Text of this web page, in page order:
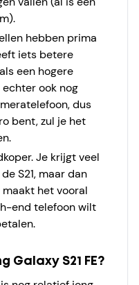
hebben prima
iets betere
een hogere
echter ook nog
dus
bent, zul je het
Je krijgt veel
S21, maar dan
het vooral
end telefoon wilt
Galaxy S21 FE?